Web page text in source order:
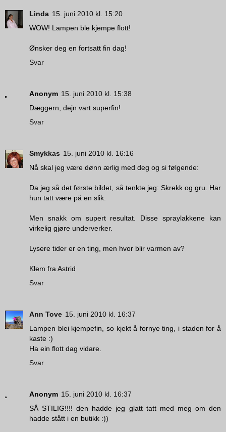
Linda 15. juni 2010 kl. 15:20
WOW! Lampen ble kjempe flott!
Ønsker deg en fortsatt fin dag!
Svar
Anonym 15. juni 2010 kl. 15:38
Dæggern, dejn vart superfin!
Svar
Smykkas 15. juni 2010 kl. 16:16
Nå skal jeg være dønn ærlig med deg og si følgende:
Da jeg så det første bildet, så tenkte jeg: Skrekk og gru. Har
hun tatt være på en slik.
Men snakk om supert resultat. Disse spraylakkene kan
virkelig gjøre underverker.
Lysere tider er en ting, men hvor blir varmen av?
Klem fra Astrid
Svar
Ann Tove 15. juni 2010 kl. 16:37
Lampen blei kjempefin, so kjekt å fornye ting, i staden for å
kaste :)
Ha ein flott dag vidare.
Svar
Anonym 15. juni 2010 kl. 16:37
SÅ STILIG!!!! den hadde jeg glatt tatt med meg om den
hadde stått i en butikk :))